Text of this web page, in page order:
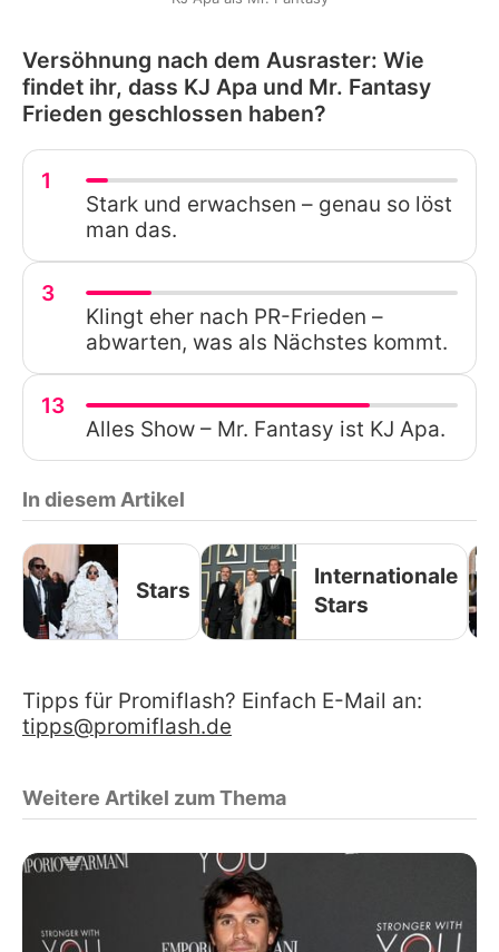
Versöhnung nach dem Ausraster: Wie
findet ihr, dass KJ Apa und Mr. Fantasy
Frieden geschlossen haben?
1
Stark und erwachsen – genau so löst
man das.
3
Klingt eher nach PR-Frieden –
abwarten, was als Nächstes kommt.
13
Alles Show – Mr. Fantasy ist KJ Apa.
In diesem Artikel
Stars
Internationale
Stars
Tipps für Promiflash? Einfach E-Mail an:
tipps@promiflash.de
Weitere Artikel zum Thema